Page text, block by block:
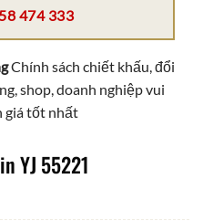
474 333
Chính sách chiết khấu, đổi
shop, doanh nghiệp vui
giá tốt nhất
YJ 55221